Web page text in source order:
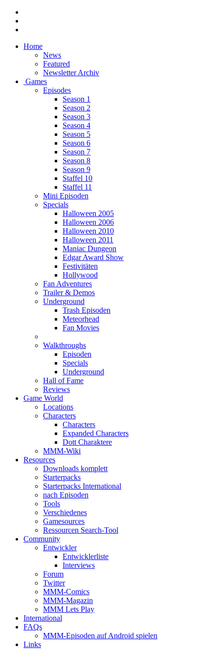
Home
News
Featured
Newsletter Archiv
Games
Episodes
Season 1
Season 2
Season 3
Season 4
Season 5
Season 6
Season 7
Season 8
Season 9
Staffel 10
Staffel 11
Mini Episoden
Specials
Halloween 2005
Halloween 2006
Halloween 2010
Halloween 2011
Maniac Dungeon
Edgar Award Show
Festivitäten
Hollywood
Fan Adventures
Trailer & Demos
Underground
Trash Episoden
Meteorhead
Fan Movies
Walkthroughs
Episoden
Specials
Underground
Hall of Fame
Reviews
Game World
Locations
Characters
Characters
Expanded Characters
Dott Charaktere
MMM-Wiki
Resources
Downloads komplett
Starterpacks
Starterpacks International
nach Episoden
Tools
Verschiedenes
Gamesources
Ressourcen Search-Tool
Community
Entwickler
Entwicklerliste
Interviews
Forum
Twitter
MMM-Comics
MMM-Magazin
MMM Lets Play
International
FAQs
MMM-Episoden auf Android spielen
Links